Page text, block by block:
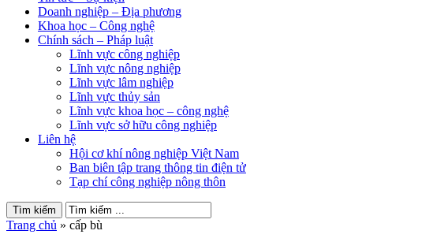
Doanh nghiệp – Địa phương
Khoa học – Công nghệ
Chính sách – Pháp luật
Lĩnh vực công nghiệp
Lĩnh vực nông nghiệp
Lĩnh vực lâm nghiệp
Lĩnh vực thủy sản
Lĩnh vực khoa học – công nghệ
Lĩnh vực sở hữu công nghiệp
Liên hệ
Hội cơ khí nông nghiệp Việt Nam
Ban biên tập trang thông tin điện tử
Tạp chí công nghiệp nông thôn
Trang chủ » cấp bù